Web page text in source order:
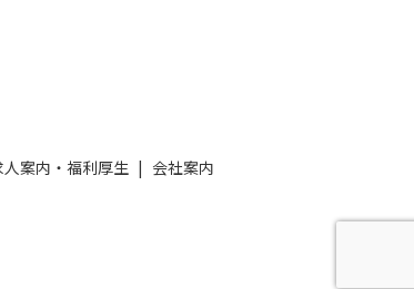
人案内・福利厚生
会社案内